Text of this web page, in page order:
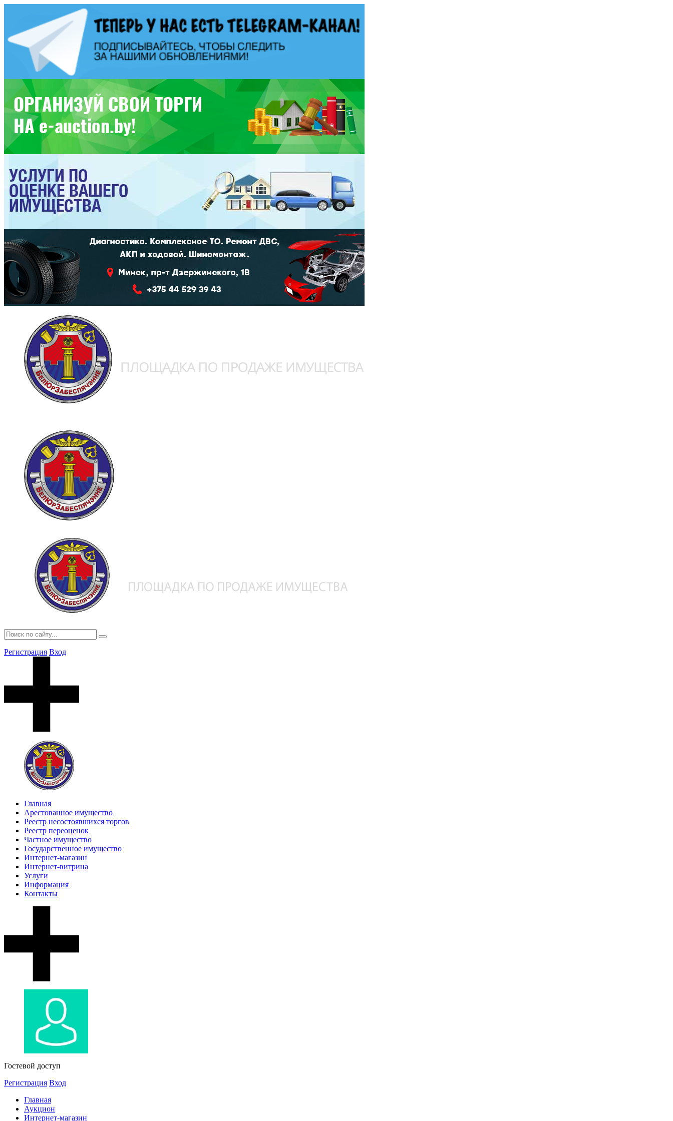
Регистрация Вход
Главная
Арестованное имущество
Реестр несостоявшихся торгов
Реестр переоценок
Частное имущество
Государственное имущество
Интернет-магазин
Интернет-витрина
Услуги
Информация
Контакты
Гостевой доступ
Регистрация Вход
Главная
Аукцион
Интернет-магазин